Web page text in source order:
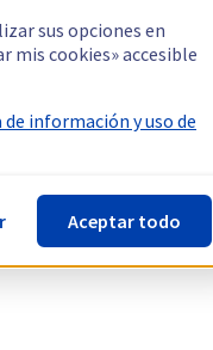
sus opciones en
mis cookies» accesible
información y uso de
Aceptar todo